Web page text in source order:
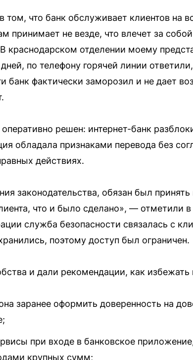
том, что банк обслуживает клиентов на
не везде, что влечет за
отделении моему
по телефону горячей линии
банк фактически заморозил и не дает
решен: интернет-банк
обладала признаками перевода без
действиях.
законодательства, обязан был
что и было сделано», — отметили в
служба безопасности связалась с
поэтому доступ был ограничен.
и дали рекомендации, как
заранее оформить доверенность на
при входе в банковское
крупных сумм;